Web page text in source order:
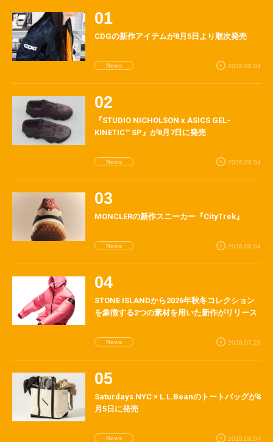
CDGの新作アイテムが8月5日より順次発売
News 2026.08.04
『STUDIO NICHOLSON x ASICS GEL-
KINETIC™ SP』が8月7日に発売
News 2026.08.04
MONCLERの新作スニーカー『CityTrek』
News 2026.08.04
STONE ISLANDから2026年秋冬コレクション
を象徴する2つの素材を用いた新作がリリース
News 2026.07.29
Saturdays NYC × L.L.Beanのトートバッグが8
月5日に発売
News 2026.08.04